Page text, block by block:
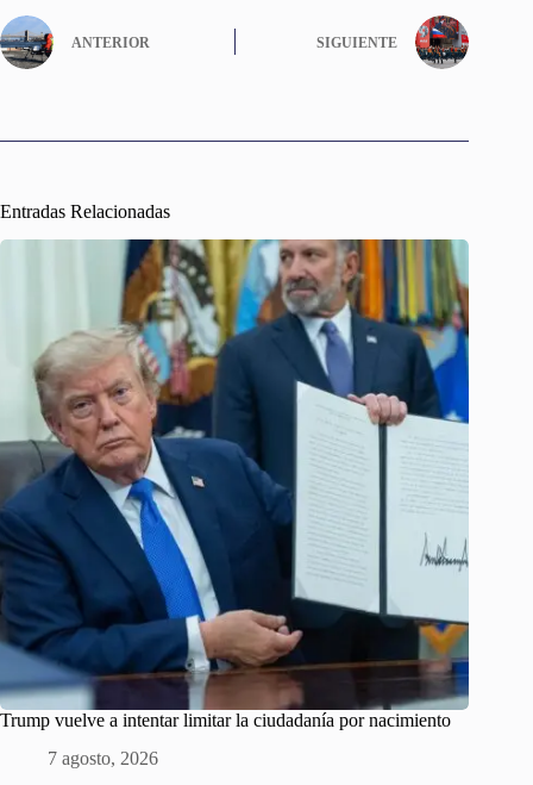
ANTERIOR SIGUIENTE
Entradas Relacionadas
Trump vuelve a intentar limitar la ciudadanía por nacimiento
7 agosto, 2026